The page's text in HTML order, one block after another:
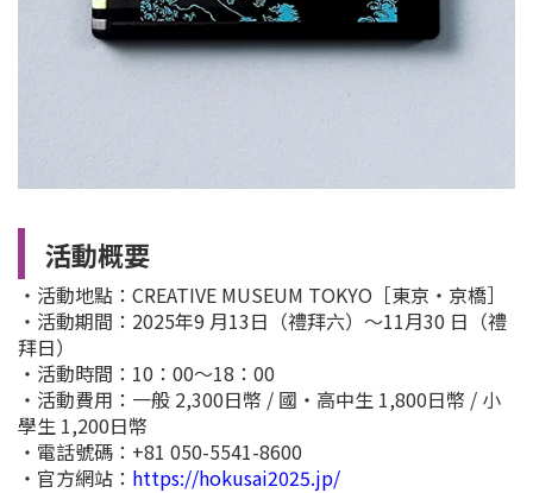
活動概要
・活動地點：CREATIVE MUSEUM TOKYO［東京・京橋］
・活動期間：2025年9 月13日（禮拜六）～11月30 日（禮
拜日）
・活動時間：10：00～18：00
・活動費用：一般 2,300日幣 / 國・高中生 1,800日幣 / 小
學生 1,200日幣
・電話號碼：+81 050-5541-8600
・官方網站： https://hokusai2025.jp/